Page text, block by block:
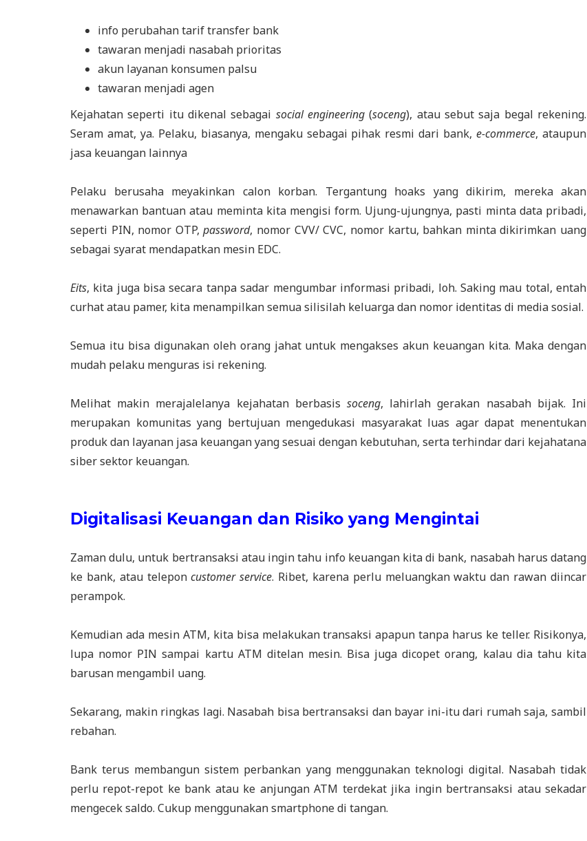
info perubahan tarif transfer bank
tawaran menjadi nasabah prioritas
akun layanan konsumen palsu
tawaran menjadi agen
Kejahatan seperti itu dikenal sebagai social engineering (soceng), atau sebut saja begal rekening.
Seram amat, ya. Pelaku, biasanya, mengaku sebagai pihak resmi dari bank,e-commerce, ataupun
jasa keuangan lainnya
Pelaku berusaha meyakinkan calon korban. Tergantung hoaks yang dikirim, mereka akan
menawarkan bantuan atau meminta kita mengisi form. Ujung-ujungnya, pasti minta data pribadi,
seperti PIN, nomor OTP,password, nomor CVV/ CVC, nomor kartu, bahkan minta dikirimkan uang
sebagai syarat mendapatkan mesin EDC.
Eits, kita juga bisa secara tanpa sadar mengumbar informasi pribadi, loh. Saking mau total, entah
curhat atau pamer, kita menampilkan semua silisilah keluarga dan nomor identitas di media sosial.
Semua itu bisa digunakan oleh orang jahat untuk mengakses akun keuangan kita. Maka dengan
mudah pelaku menguras isi rekening.
Melihat makin merajalelanya kejahatan berbasis soceng, lahirlah gerakan nasabah bijak. Ini
merupakan komunitas yang bertujuan mengedukasi masyarakat luas agar dapat menentukan
produk dan layanan jasa keuangan yang sesuai dengan kebutuhan, serta terhindar dari kejahatana
siber sektor keuangan.
Digitalisasi Keuangan dan Risiko yang Mengintai
Zaman dulu, untuk bertransaksi atau ingin tahu info keuangan kita di bank, nasabah harus datang
ke bank, atau teleponcustomer service. Ribet, karena perlu meluangkan waktu dan rawan diincar
perampok.
Kemudian ada mesin ATM, kita bisa melakukan transaksi apapun tanpa harus ke teller. Risikonya,
lupa nomor PIN sampai kartu ATM ditelan mesin. Bisa juga dicopet orang, kalau dia tahu kita
barusan mengambil uang.
Sekarang, makin ringkas lagi. Nasabah bisa bertransaksi dan bayar ini-itu dari rumah saja, sambil
rebahan.
Bank terus membangun sistem perbankan yang menggunakan teknologi digital. Nasabah tidak
perlu repot-repot ke bank atau ke anjungan ATM terdekat jika ingin bertransaksi atau sekadar
mengecek saldo. Cukup menggunakan smartphone di tangan.